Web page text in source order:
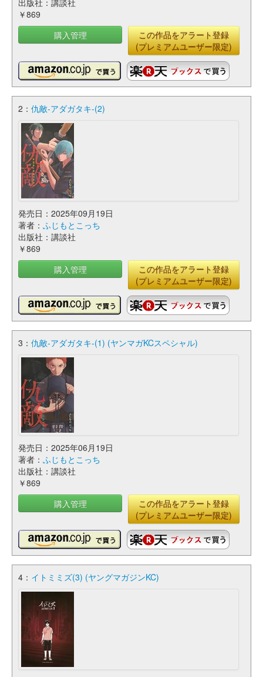
出版社：講談社
￥869
購入管理
この作品をアラート登録
(プレミアムユーザー限定)
2： 仇敵-アダガタキ-(2)
発売日：2025年09月19日
著者： ふじもとこっち
出版社：講談社
￥869
購入管理
この作品をアラート登録
(プレミアムユーザー限定)
3： 仇敵-アダガタキ-(1) (ヤンマガKCスペシャル)
発売日：2025年06月19日
著者： ふじもとこっち
出版社：講談社
￥869
購入管理
この作品をアラート登録
(プレミアムユーザー限定)
4： イトミミズ(3) (ヤングマガジンKC)